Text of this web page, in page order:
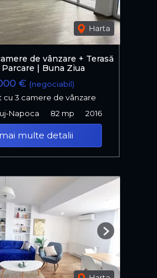
Harta
de vânzare + Terasă
| Buna Ziua
€ (negociabil)
cu 3 camere de vânzare
Napoca
82 mp 2016
multe detalii
Next